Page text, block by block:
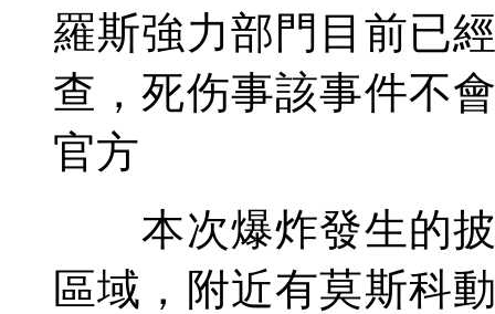
羅斯強力部門目前已
查，死伤事該事件不
官方
本次爆炸發生的披
區域，附近有莫斯科